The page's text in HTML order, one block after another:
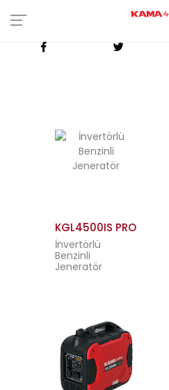
KGL4500IS PRO
İnvertörlü
Benzinli
Jeneratör